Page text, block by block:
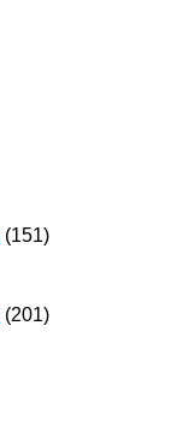
(151)
(201)